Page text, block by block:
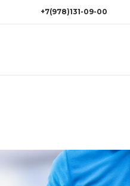
+7(978)131-09-00